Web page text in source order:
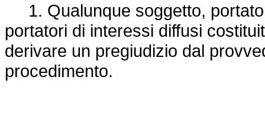
1. Qualunque soggetto,
portatori di interessi diffusi
derivare un pregiudizio dal
procedimento.